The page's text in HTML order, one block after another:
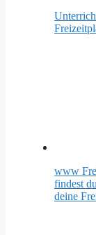
www
findest
deine